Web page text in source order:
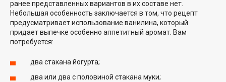
ранее представленных вариантов в их составе нет.
Небольшая особенность заключается в том, что рецепт
предусматривает использование ванилина, который
придает выпечке особенно аппетитный аромат. Вам
потребуется:
два стакана йогурта;
два или два с половиной стакана муки;